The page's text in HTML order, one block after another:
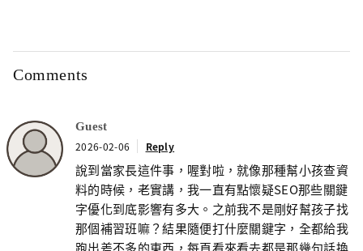
Comments
Guest
2026-02-06 Reply
說到當家長這件事，喔對啦，就像那種幫小孩查資
料的時候，老實講，我一直有點懷疑SEO那些關鍵
字優化到底影響有多大。之前我不是剛好幫孩子找
那個補習班嘛？結果隨便打什麼關鍵字，全都給我